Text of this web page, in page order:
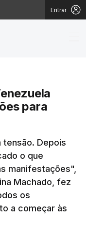
Entrar
na
para
tensão. Depois
o que
manifestações",
Machado, fez
os
a começar às